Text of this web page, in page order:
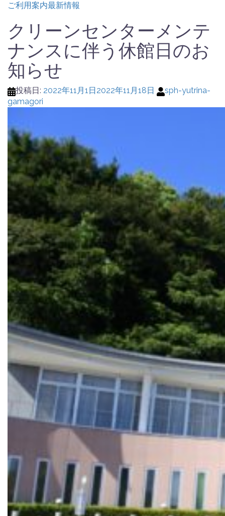
ご利用案内最新情報
クリーンセンターメンテ
ナンスに伴う休館日のお
知らせ
投稿日: 2022年11月1日2022年11月18日
sph-yutrina-
gamagori